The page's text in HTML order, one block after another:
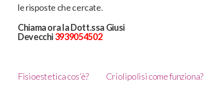
le risposte che cercate.
Chiama ora la Dott.ssa Giusi
Devecchi3939054502
Fisioestetica cos’è? Criolipolisi come funziona?